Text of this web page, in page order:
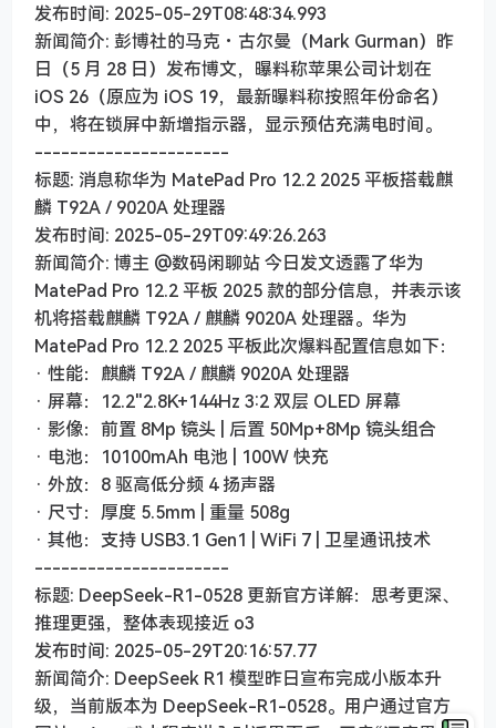
发布时间: 2025-05-29T08:48:34.993
新闻简介: 彭博社的马克・古尔曼（Mark Gurman）昨
日（5 月 28 日）发布博文，曝料称苹果公司计划在
iOS 26（原应为 iOS 19，最新曝料称按照年份命名）
中，将在锁屏中新增指示器，显示预估充满电时间。
----------------------
标题: 消息称华为 MatePad Pro 12.2 2025 平板搭载麒
麟 T92A / 9020A 处理器
发布时间: 2025-05-29T09:49:26.263
新闻简介: 博主 @数码闲聊站 今日发文透露了华为
MatePad Pro 12.2 平板 2025 款的部分信息，并表示该
机将搭载麒麟 T92A / 麒麟 9020A 处理器。华为
MatePad Pro 12.2 2025 平板此次爆料配置信息如下：
· 性能：麒麟 T92A / 麒麟 9020A 处理器
· 屏幕：12.2"2.8K+144Hz 3:2 双层 OLED 屏幕
· 影像：前置 8Mp 镜头 | 后置 50Mp+8Mp 镜头组合
· 电池：10100mAh 电池 | 100W 快充
· 外放：8 驱高低分频 4 扬声器
· 尺寸：厚度 5.5mm | 重量 508g
· 其他：支持 USB3.1 Gen1 | WiFi 7 | 卫星通讯技术
----------------------
标题: DeepSeek-R1-0528 更新官方详解：思考更深、
推理更强，整体表现接近 o3
发布时间: 2025-05-29T20:16:57.77
新闻简介: DeepSeek R1 模型昨日宣布完成小版本升
级，当前版本为 DeepSeek-R1-0528。用户通过官方